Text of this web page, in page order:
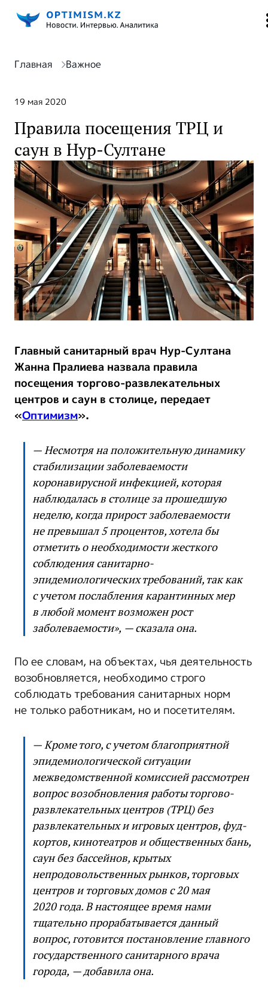
Главная Важное
19 мая 2020
Правила посещения ТРЦ и
саун в Нур-Султане
Главный санитарный врач Нур-Султана
Жанна Пралиева назвала правила
посещения торгово-развлекательных
центров и саун в столице, передает
«Оптимизм».
— Несмотря на положительную динамику
стабилизации заболеваемости
коронавирусной инфекцией, которая
наблюдалась в столице за прошедшую
неделю, когда прирост заболеваемости
не превышал 5 процентов, хотела бы
отметить о необходимости жесткого
соблюдения санитарно-
эпидемиологических требований, так как
с учетом послабления карантинных мер
в любой момент возможен рост
заболеваемости», — сказала она.
По ее словам, на объектах, чья деятельность
возобновляется, необходимо строго
соблюдать требования санитарных норм
не только работникам, но и посетителям.
— Кроме того, с учетом благоприятной
эпидемиологической ситуации
межведомственной комиссией рассмотрен
вопрос возобновления работы торгово-
развлекательных центров (ТРЦ) без
развлекательных и игровых центров, фуд-
кортов, кинотеатров и общественных бань,
саун без бассейнов, крытых
непродовольственных рынков, торговых
центров и торговых домов с 20 мая
2020 года. В настоящее время нами
тщательно прорабатывается данный
вопрос, готовится постановление главного
государственного санитарного врача
города, — добавила она.